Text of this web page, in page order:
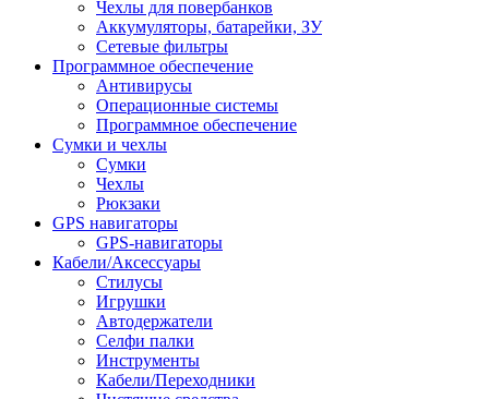
Чехлы для повербанков
Аккумуляторы, батарейки, ЗУ
Сетевые фильтры
Программное обеспечение
Антивирусы
Операционные системы
Программное обеспечение
Сумки и чехлы
Сумки
Чехлы
Рюкзаки
GPS навигаторы
GPS-навигаторы
Кабели/Аксессуары
Стилусы
Игрушки
Автодержатели
Селфи палки
Инструменты
Кабели/Переходники